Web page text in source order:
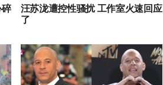
汪苏泷遭控性骚扰 工作室火速回应
了